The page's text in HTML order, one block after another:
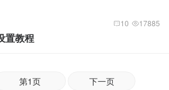
17885
10
置教程
第1页 下一页